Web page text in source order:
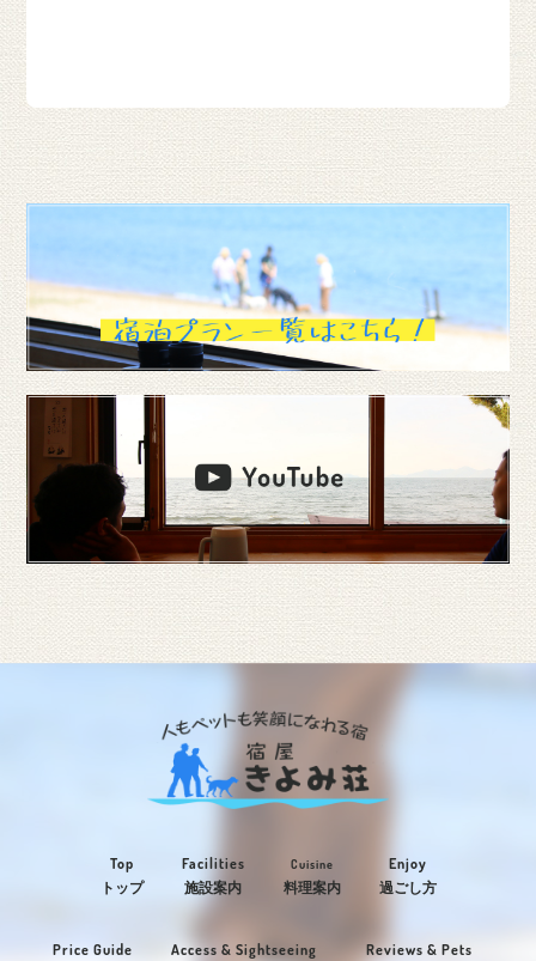
Top
トップ
Facilities
施設案内
Cuisine
料理案内
Enjoy
過ごし方
Price Guide Access & Sightseeing Reviews & Pets